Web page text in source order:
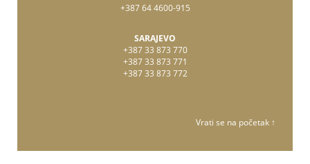
+387 64 4600-915
SARAJEVO
+387 33 873 770
+387 33 873 771
+387 33 873 772
Vrati se na početak ↑